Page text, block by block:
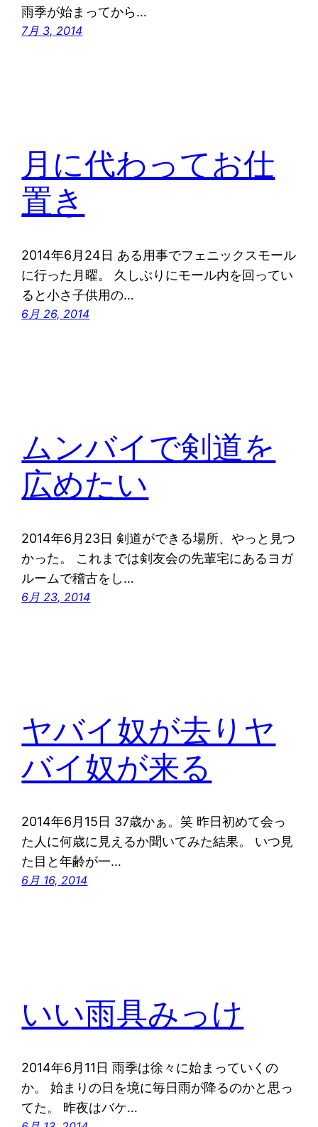
雨季が始まってから…
7月 3, 2014
月に代わってお仕
置き
2014年6月24日 ある用事でフェニックスモール
に行った月曜。 久しぶりにモール内を回ってい
ると小さ子供用の…
6月 26, 2014
ムンバイで剣道を
広めたい
2014年6月23日 剣道ができる場所、やっと見つ
かった。 これまでは剣友会の先輩宅にあるヨガ
ルームで稽古をし…
6月 23, 2014
ヤバイ奴が去りヤ
バイ奴が来る
2014年6月15日 37歳かぁ。笑 昨日初めて会っ
た人に何歳に見えるか聞いてみた結果。 いつ見
た目と年齢が一…
6月 16, 2014
いい雨具みっけ
2014年6月11日 雨季は徐々に始まっていくの
か。 始まりの日を境に毎日雨が降るのかと思っ
てた。 昨夜はバケ…